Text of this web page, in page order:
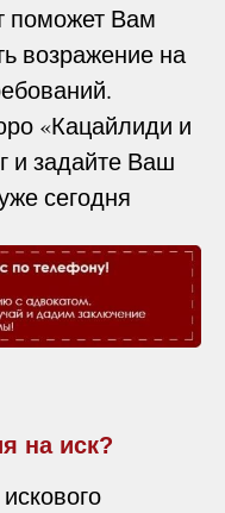
поможет Вам
возражение на
«Кацайлиди и
и задайте Ваш
сегодня
на иск?